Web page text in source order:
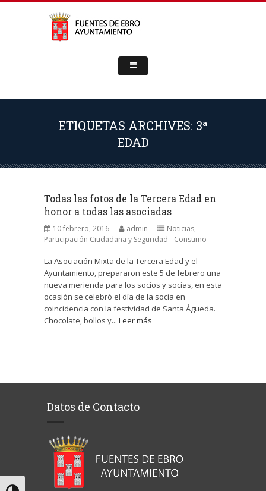
ETIQUETAS ARCHIVES: 3ª
EDAD
Todas las fotos de la Tercera Edad en
honor a todas las asociadas
10 febrero, 2016 admin Noticias,
Participación Ciudadana y Seguridad - Consumo
La Asociación Mixta de la Tercera Edad y el
Ayuntamiento, prepararon este 5 de febrero una
nueva merienda para los socios y socias, en esta
ocasión se celebró el día de la socia en
coincidencia con la festividad de Santa Águeda.
Chocolate, bollos y... Leer más
Datos de Contacto